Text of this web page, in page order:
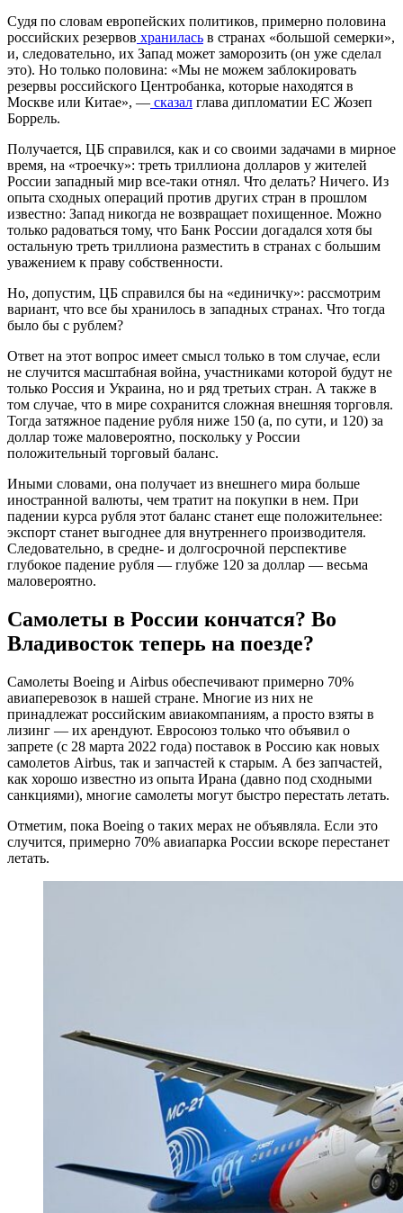
Судя по словам европейских политиков, примерно половина
российских резервов хранилась в странах «большой семерки»,
и, следовательно, их Запад может заморозить (он уже сделал
это). Но только половина: «Мы не можем заблокировать
резервы российского Центробанка, которые находятся в
Москве или Китае», — сказал глава дипломатии ЕС Жозеп
Боррель.
Получается, ЦБ справился, как и со своими задачами в мирное
время, на «троечку»: треть триллиона долларов у жителей
России западный мир все-таки отнял. Что делать? Ничего. Из
опыта сходных операций против других стран в прошлом
известно: Запад никогда не возвращает похищенное. Можно
только радоваться тому, что Банк России догадался хотя бы
остальную треть триллиона разместить в странах с большим
уважением к праву собственности.
Но, допустим, ЦБ справился бы на «единичку»: рассмотрим
вариант, что все бы хранилось в западных странах. Что тогда
было бы с рублем?
Ответ на этот вопрос имеет смысл только в том случае, если
не случится масштабная война, участниками которой будут не
только Россия и Украина, но и ряд третьих стран. А также в
том случае, что в мире сохранится сложная внешняя торговля.
Тогда затяжное падение рубля ниже 150 (а, по сути, и 120) за
доллар тоже маловероятно, поскольку у России
положительный торговый баланс.
Иными словами, она получает из внешнего мира больше
иностранной валюты, чем тратит на покупки в нем. При
падении курса рубля этот баланс станет еще положительнее:
экспорт станет выгоднее для внутреннего производителя.
Следовательно, в средне- и долгосрочной перспективе
глубокое падение рубля — глубже 120 за доллар — весьма
маловероятно.
Самолеты в России кончатся? Во
Владивосток теперь на поезде?
Самолеты Boeing и Airbus обеспечивают примерно 70%
авиаперевозок в нашей стране. Многие из них не
принадлежат российским авиакомпаниям, а просто взяты в
лизинг — их арендуют. Евросоюз только что объявил о
запрете (с 28 марта 2022 года) поставок в Россию как новых
самолетов Airbus, так и запчастей к старым. А без запчастей,
как хорошо известно из опыта Ирана (давно под сходными
санкциями), многие самолеты могут быстро перестать летать.
Отметим, пока Boeing о таких мерах не объявляла. Если это
случится, примерно 70% авиапарка России вскоре перестанет
летать.